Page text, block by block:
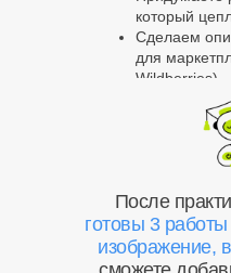
который
Сделаем
для
Wildberries)
После
готовы 3 работы
изображение,